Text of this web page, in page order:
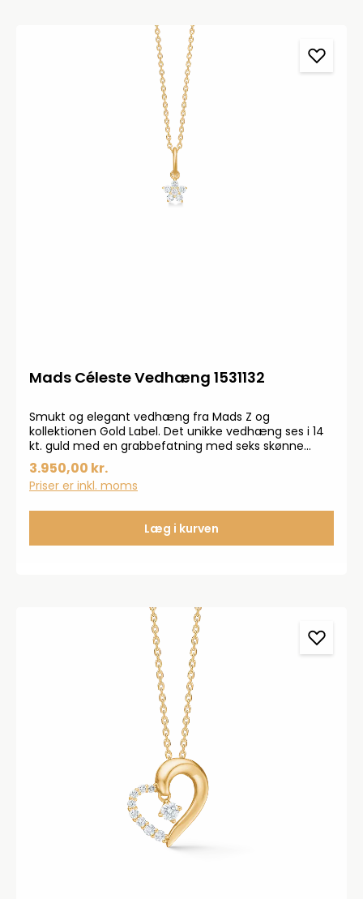
Mads Céleste Vedhæng 1531132
Smukt og elegant vedhæng fra Mads Z og
kollektionen Gold Label. Det unikke vedhæng ses i 14
kt. guld med en grabbefatning med seks skønne
brillantslebne diamanter i en blomsterform.
Diamanter er på i alt 0,07 ct. W.SI. Vedhænget måler
6 mm.
3.950,00 kr.
Priser er inkl. moms
Læg i kurven